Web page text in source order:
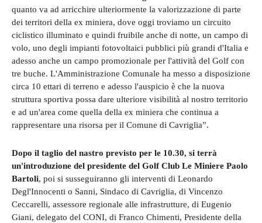
quanto va ad arricchire ulteriormente la valorizzazione di parte
dei territori della ex miniera, dove oggi troviamo un circuito
ciclistico illuminato e quindi fruibile anche di notte, un campo di
volo, uno degli impianti fotovoltaici pubblici più grandi d'Italia e
adesso anche un campo promozionale per l'attività del Golf con
tre buche. L'Amministrazione Comunale ha messo a disposizione
circa 10 ettari di terreno e adesso l'auspicio è che la nuova
struttura sportiva possa dare ulteriore visibilità al nostro territorio
e ad un'area come quella della ex miniera che continua a
rappresentare una risorsa per il Comune di Cavriglia”.
Dopo il taglio del nastro previsto per le 10.30, si terrà
un'introduzione del presidente del Golf Club Le Miniere Paolo
Bartoli, poi si susseguiranno gli interventi di Leonardo
Degl'Innocenti o Sanni, Sindaco di Cavriglia, di Vincenzo
Ceccarelli, assessore regionale alle infrastrutture, di Eugenio
Giani, delegato del CONI, di Franco Chimenti, Presidente della